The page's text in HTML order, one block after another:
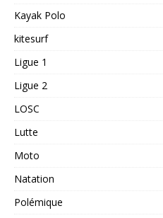
Kayak Polo
kitesurf
Ligue 1
Ligue 2
LOSC
Lutte
Moto
Natation
Polémique